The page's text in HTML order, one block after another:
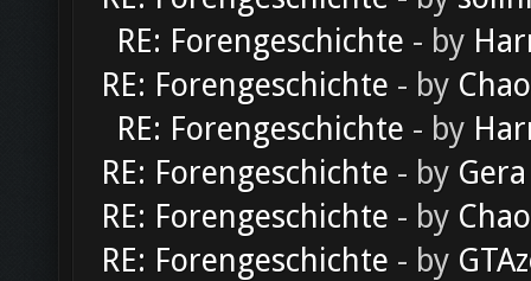
RE: Forengeschichte - by
RE: Forengeschichte - by
RE: Forengeschichte - by
RE: Forengeschichte - by Gera
RE: Forengeschichte - by
RE: Forengeschichte - by